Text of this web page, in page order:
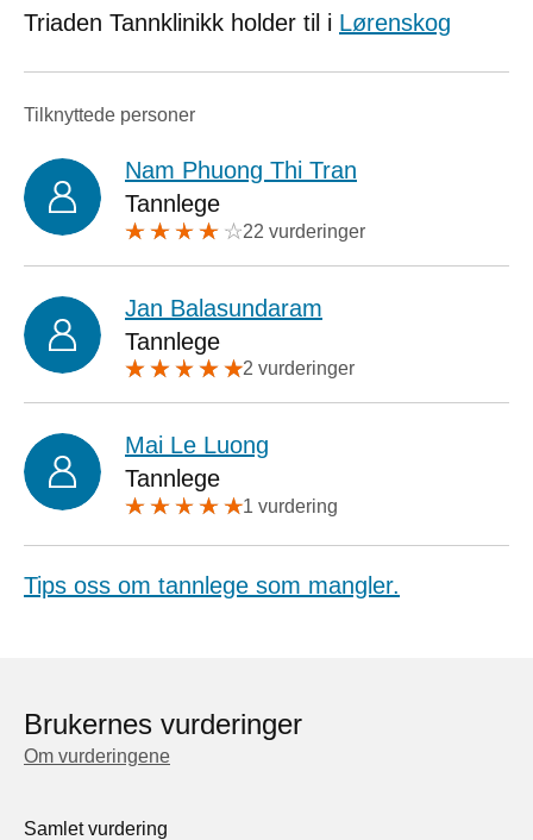
Triaden Tannklinikk holder til i Lørenskog
Tilknyttede personer
Nam Phuong Thi Tran
Tannlege
22 vurderinger
Jan Balasundaram
Tannlege
2 vurderinger
Mai Le Luong
Tannlege
1 vurdering
Tips oss om tannlege som mangler.
Brukernes vurderinger
Om vurderingene
Samlet vurdering